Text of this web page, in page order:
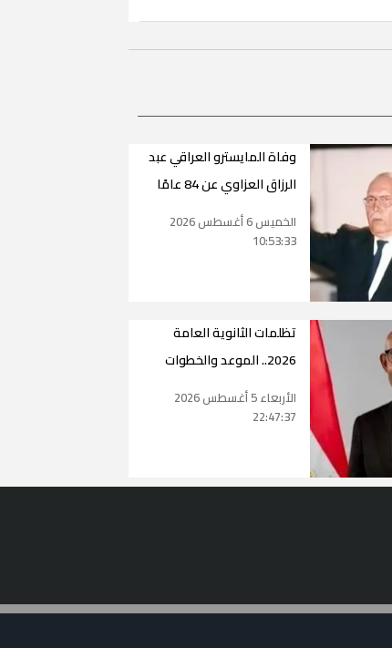
وفاة المايسترو العراقي عبد
الرزاق العزاوي عن 84 عامًا
الخميس 6 أغسطس 2026
10:53:33
تظلمات الثانوية العامة
2026.. الموعد والخطوات
الأربعاء 5 أغسطس 2026
22:47:37